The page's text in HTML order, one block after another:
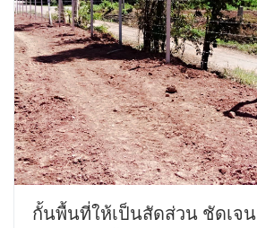
กั้นพื้นที่ให้เป็นสัดส่วน ชัดเจน